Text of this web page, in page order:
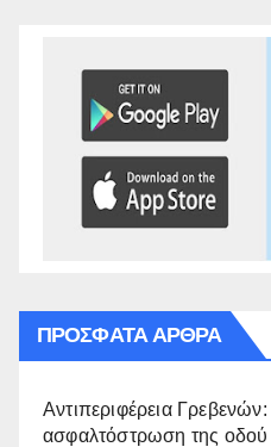
ΠΡΌΣΦΑΤΑ ΆΡΘΡΑ
Αντιπεριφέρεια
ασφαλτόστρωση της οδού